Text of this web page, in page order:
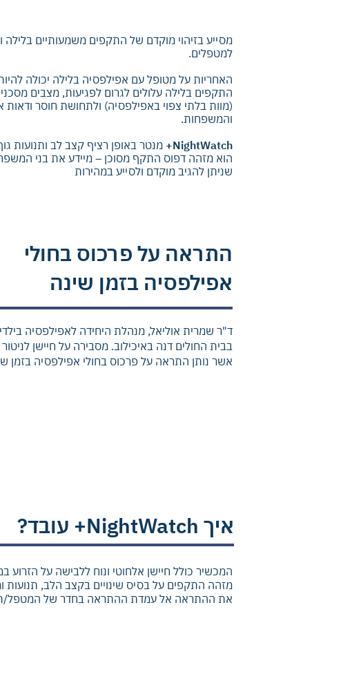
מסייע בזיהוי מוקדם של התקפים משמעותיים בלילה
למטפלים.‬
האחריות על מטופל עם אפילפסיה בלילה יכולה
(מוות בלתי צפוי באפילפסיה) ולתחושת חוסר
והמשפחות.
​​NightWatch+
מנטר באופן רציף קצב לב ותנועות
הוא מזהה דפוס התקף מסוכן – מיידע את בני
שניתן להגיב מוקדם ולסייע במהירות​​
התראה על פרכוס בחולי
אפילפסיה בזמן שינה
ד"ר שמרית אוליאל, מנהלת היחידה לאפילפסיה
בבית החולים דנה באיכילוב. מסבירה על חיישן לניטור
אשר נותן התראה על פרכוס בחולי אפילפסיה בזמן
​איך NightWatch+ עובד?
המכשיר כולל חיישן אלחוטי ונוח ללבישה על הזרוע
מזהה התקפים על בסיס שינויים בקצב הלב, תנועות
את ההתראה אל עמדת ההתראה בחדר של המטפל/